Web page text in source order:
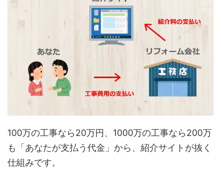
100万の工事なら20万円、1000万の工事なら200万
も「あなたが支払う代金」から、紹介サイトが抜く
仕組みです。